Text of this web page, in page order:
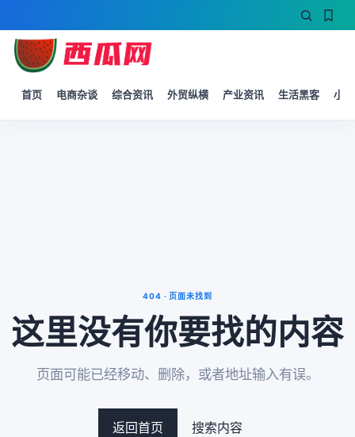
首页 电商杂谈 综合资讯 外贸纵横 产业资讯 生活黑客 小
404 · 页面未找到
这里没有你要找的内容
页面可能已经移动、删除，或者地址输入有误。
返回首页 搜索内容